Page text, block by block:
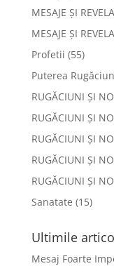
MESAJE ȘI
MESAJE ȘI
Profetii (55)
Puterea
RUGĂCIUNI ȘI
RUGĂCIUNI ȘI
RUGĂCIUNI ȘI
RUGĂCIUNI ȘI
RUGĂCIUNI ȘI
Sanatate (15)
Ultimile
Mesaj Foarte